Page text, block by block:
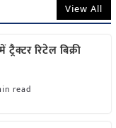
View All
रिटेल बिक्री
read